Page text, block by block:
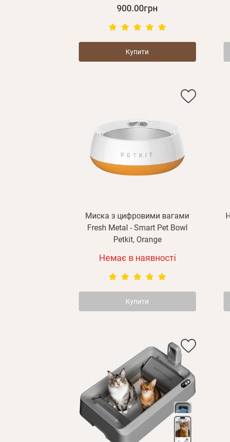
900.00грн
Купити
Миска з цифровими вагами
Fresh Metal - Smart Pet Bowl
Petkit, Orange
Немає в наявності
Купити